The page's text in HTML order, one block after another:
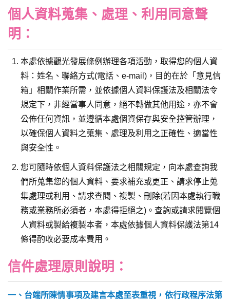
個人資料蒐集、處理、利用同意聲
明：
本處依據觀光發展條例辦理各項活動，取得您的個人資
料：姓名、聯絡方式(電話、e-mail)，目的在於「意見信
箱」相關作業所需，並依據個人資料保護法及相關法令
規定下，非經當事人同意，絕不轉做其他用途，亦不會
公佈任何資訊，並遵循本處個資保存與安全控管辦理，
以確保個人資料之蒐集、處理及利用之正確性、適當性
與安全性。
您可隨時依個人資料保護法之相關規定，向本處查詢我
們所蒐集您的個人資料、要求補充或更正、請求停止蒐
集處理或利用、請求查閱、複製、刪除(若因本處執行職
務或業務所必須者，本處得拒絕之)。查詢或請求閱覽個
人資料或製給複製本者，本處依據個人資料保護法第14
條得酌收必要成本費用。
信件處理原則說明：
一、台端所陳情事項及建言本處至表重視，依行政程序法第